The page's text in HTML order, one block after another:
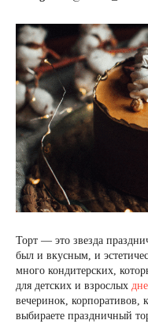
Торт — это звезда
был и вкусным, и
много кондитерских,
для детских и взрослых
вечеринок, корпоративов,
выбираете праздничный